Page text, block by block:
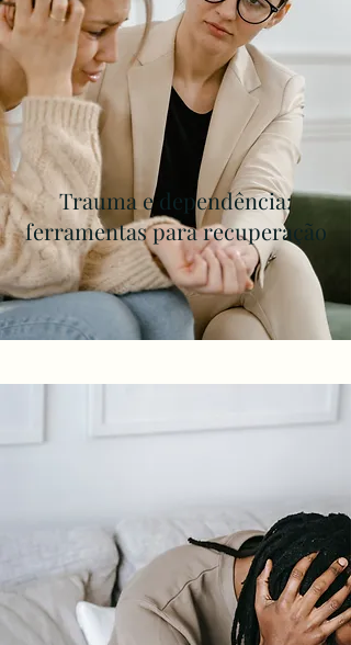
Trauma e dependência:
ferramentas para recuperação